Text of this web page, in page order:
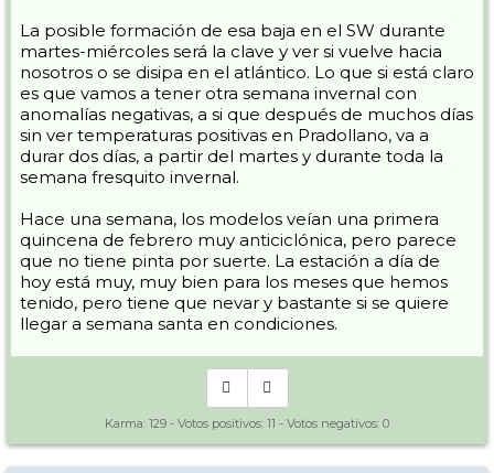
La posible formación de esa baja en el SW durante
martes-miércoles será la clave y ver si vuelve hacia
nosotros o se disipa en el atlántico. Lo que si está claro
es que vamos a tener otra semana invernal con
anomalías negativas, a si que después de muchos días
sin ver temperaturas positivas en Pradollano, va a
durar dos días, a partir del martes y durante toda la
semana fresquito invernal.
Hace una semana, los modelos veían una primera
quincena de febrero muy anticiclónica, pero parece
que no tiene pinta por suerte. La estación a día de
hoy está muy, muy bien para los meses que hemos
tenido, pero tiene que nevar y bastante si se quiere
llegar a semana santa en condiciones.
Karma: 129 - Votos positivos: 11 - Votos negativos: 0